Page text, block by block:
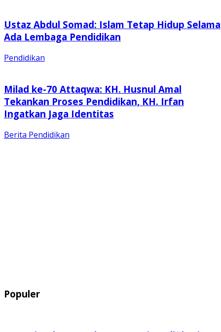
Ustaz Abdul Somad: Islam Tetap Hidup Selama
Ada Lembaga Pendidikan
Pendidikan
Milad ke-70 Attaqwa: KH. Husnul Amal
Tekankan Proses Pendidikan, KH. Irfan
Ingatkan Jaga Identitas
Berita Pendidikan
Populer